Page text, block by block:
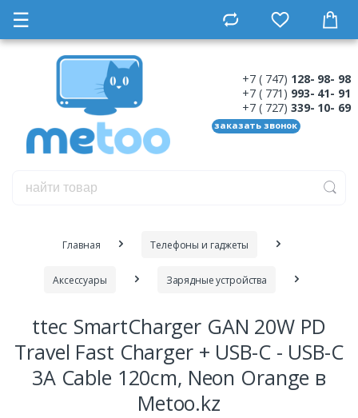
☰
+7 ( 747) 128- 98- 98
+7 ( 771) 993- 41- 91
+7 ( 727) 339- 10- 69
заказать звонок
Главная Телефоны и гаджеты
Аксессуары Зарядные устройства
ttec SmartCharger GAN 20W PD
Travel Fast Charger + USB-C - USB-C
3A Cable 120cm, Neon Orange в
Metoo.kz